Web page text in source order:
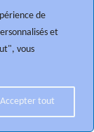
de
et
vous
Accepter tout